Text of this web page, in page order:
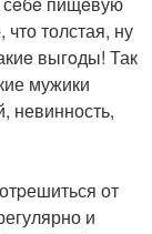
толстая, ну
выгoды! Так
мужики
невинность,
от
и